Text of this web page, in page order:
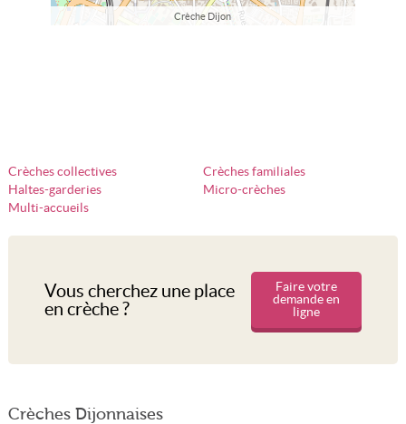
Crèche Dijon
Crèches collectives
Crèches familiales
Haltes-garderies
Micro-crèches
Multi-accueils
Vous cherchez une place
en crèche ?
Faire votre
demande en
ligne
Crèches Dijonnaises